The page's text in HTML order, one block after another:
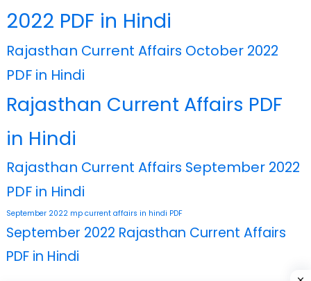
2022 PDF in Hindi
Rajasthan Current Affairs October 2022
PDF in Hindi
Rajasthan Current Affairs PDF
in Hindi
Rajasthan Current Affairs September 2022
PDF in Hindi
September 2022 mp current affairs in hindi PDF
September 2022 Rajasthan Current Affairs
PDF in Hindi